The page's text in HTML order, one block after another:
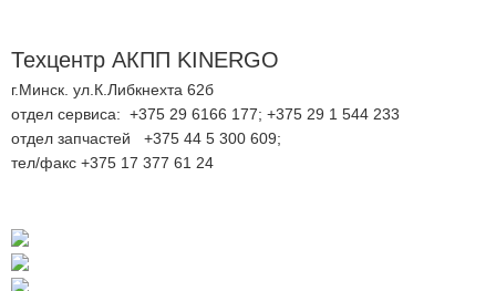
Техцентр АКПП KINERGO
г.Минск. ул.К.Либкнехта 62б
отдел сервиса: +375 29 6166 177; +375 29 1 544 233
отдел запчастей +375 44 5 300 609;
тел/факс +375 17 377 61 24